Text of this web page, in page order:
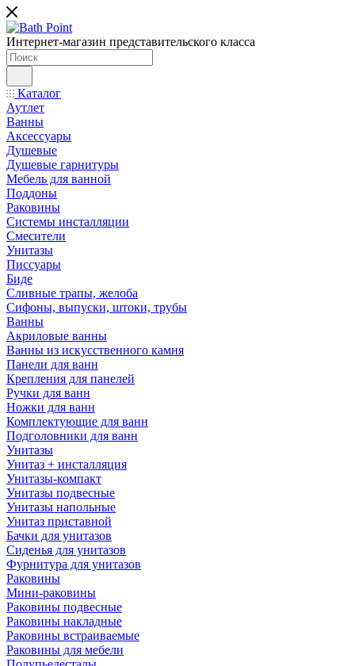
Интернет-магазин представительского класса
Каталог
Аутлет
Ванны
Аксессуары
Душевые
Душевые гарнитуры
Мебель для ванной
Поддоны
Раковины
Системы инсталляции
Смесители
Унитазы
Писсуары
Биде
Сливные трапы, желоба
Сифоны, выпуски, штоки, трубы
Ванны
Акриловые ванны
Ванны из искусственного камня
Панели для ванн
Крепления для панелей
Ручки для ванн
Ножки для ванн
Комплектующие для ванн
Подголовники для ванн
Унитазы
Унитаз + инсталляция
Унитазы-компакт
Унитазы подвесные
Унитазы напольные
Унитаз приставной
Бачки для унитазов
Сиденья для унитазов
Фурнитура для унитазов
Раковины
Мини-раковины
Раковины подвесные
Раковины накладные
Раковины встраиваемые
Раковины для мебели